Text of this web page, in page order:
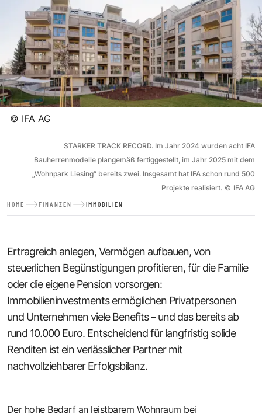
© IFA AG
STARKER TRACK RECORD. Im Jahr 2024 wurden acht IFA
Bauherrenmodelle plangemäß fertiggestellt, im Jahr 2025 mit dem
„Wohnpark Liesing“ bereits zwei. Insgesamt hat IFA schon rund 500
Projekte realisiert. © IFA AG
HOME FINANZEN IMMOBILIEN
Ertragreich anlegen, Vermögen aufbauen, von
steuerlichen Begünstigungen profitieren, für die Familie
oder die eigene Pension vorsorgen:
Immobilieninvestments ermöglichen Privatpersonen
und Unternehmen viele Benefits – und das bereits ab
rund 10.000 Euro. Entscheidend für langfristig solide
Renditen ist ein verlässlicher Partner mit
nachvollziehbarer Erfolgsbilanz.
Der hohe Bedarf an leistbarem Wohnraum bei